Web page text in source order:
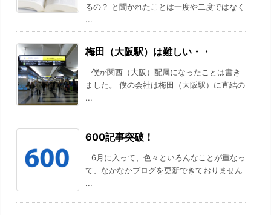
るの？ と聞かれたことは一度や二度ではなく
...
梅田（大阪駅）は難しい・・
僕が関西（大阪）配属になったことは書き
ました。 僕の会社は梅田（大阪駅）に直結の
...
600記事突破！
6月に入って、色々といろんなことが重なっ
て、なかなかブログを更新できておりません
...